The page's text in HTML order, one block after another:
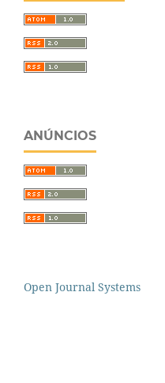
ANÚNCIOS
Open Journal Systems